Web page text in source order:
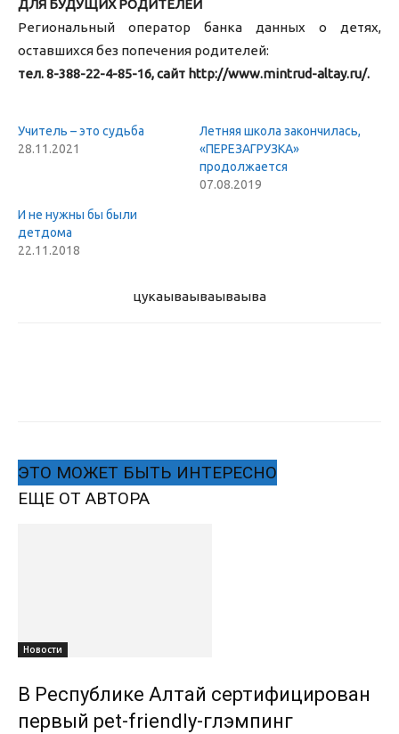
ДЛЯ БУДУЩИХ РОДИТЕЛЕЙ
Региональный оператор банка данных о детях,
оставшихся без попечения родителей:
тел. 8-388-22-4-85-16, сайт http://www.mintrud-altay.ru/.
Учитель – это судьба
28.11.2021
Летняя школа закончилась,
«ПЕРЕЗАГРУЗКА»
продолжается
07.08.2019
И не нужны бы были
детдома
22.11.2018
цукаываываываыва
ЭТО МОЖЕТ БЫТЬ ИНТЕРЕСНО
ЕЩЕ ОТ АВТОРА
Новости
В Республике Алтай сертифицирован
первый pet-friendly-глэмпинг